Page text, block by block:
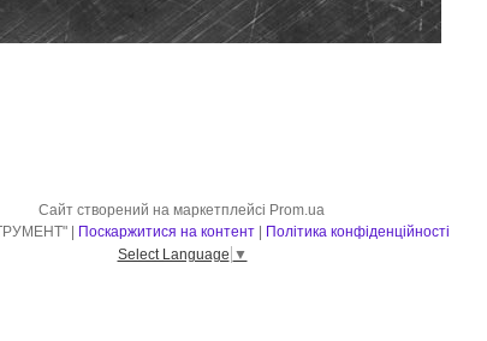
Сайт створений на маркетплейсі Prom.ua
Поскаржитися на контент
Політика конфіденційності
Select Language ▼